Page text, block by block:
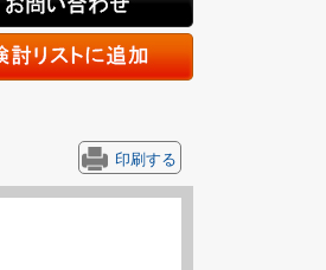
印刷する